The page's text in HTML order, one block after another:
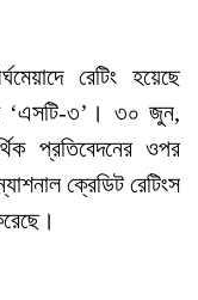
রেটিং হয়েছে
‘এসটি-৩’। ৩০ জুন,
প্রতিবেদনের ওপর
ক্রেডিট রেটিংস